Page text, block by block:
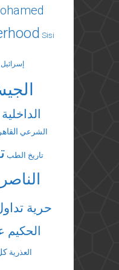
Sisi
إسرائيل
الداخلية
الشرعي
تاريخ الطب
الناصر
حرية
الحكيم
العذرية